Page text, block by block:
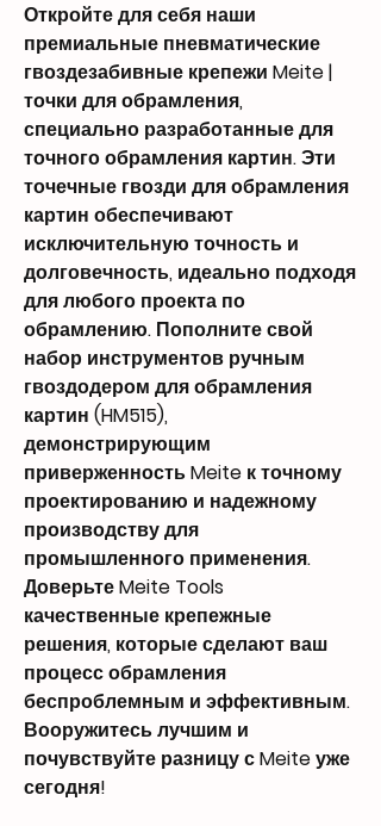
Откройте для себя наши
премиальные пневматические
гвоздезабивные крепежи Meite |
точки для обрамления,
специально разработанные для
точного обрамления картин. Эти
точечные гвозди для обрамления
картин обеспечивают
исключительную точность и
долговечность, идеально подходя
для любого проекта по
обрамлению. Пополните свой
набор инструментов ручным
гвоздодером для обрамления
картин (HM515),
демонстрирующим
приверженность Meite к точному
проектированию и надежному
производству для
промышленного применения.
Доверьте Meite Tools
качественные крепежные
решения, которые сделают ваш
процесс обрамления
беспроблемным и эффективным.
Вооружитесь лучшим и
почувствуйте разницу с Meite уже
сегодня!